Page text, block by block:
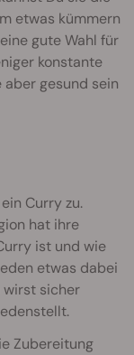
etwas kümmern
gute Wahl für
konstante
gesund sein
Curry zu.
hat ihre
ist und wie
etwas dabei
wirst sicher
Zubereitung